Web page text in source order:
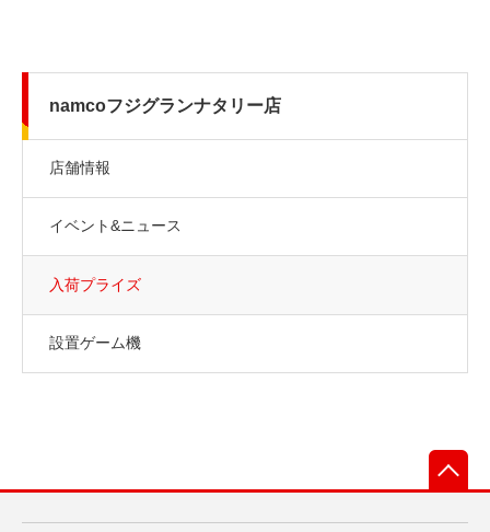
namcoフジグランナタリー店
店舗情報
イベント&ニュース
入荷プライズ
設置ゲーム機